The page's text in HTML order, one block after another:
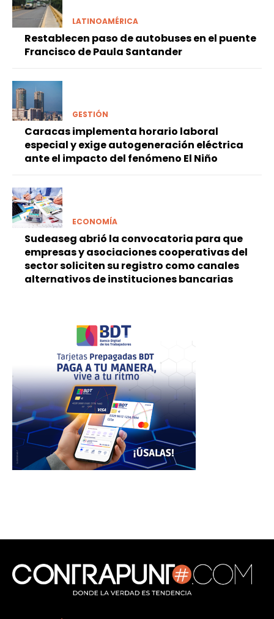
LATINOAMÉRICA
Restablecen paso de autobuses en el puente
Francisco de Paula Santander
GESTIÓN
Caracas implementa horario laboral
especial y exige autogeneración eléctrica
ante el impacto del fenómeno El Niño
ECONOMÍA
Sudeaseg abrió la convocatoria para que
empresas y asociaciones cooperativas del
sector soliciten su registro como canales
alternativos de instituciones bancarias